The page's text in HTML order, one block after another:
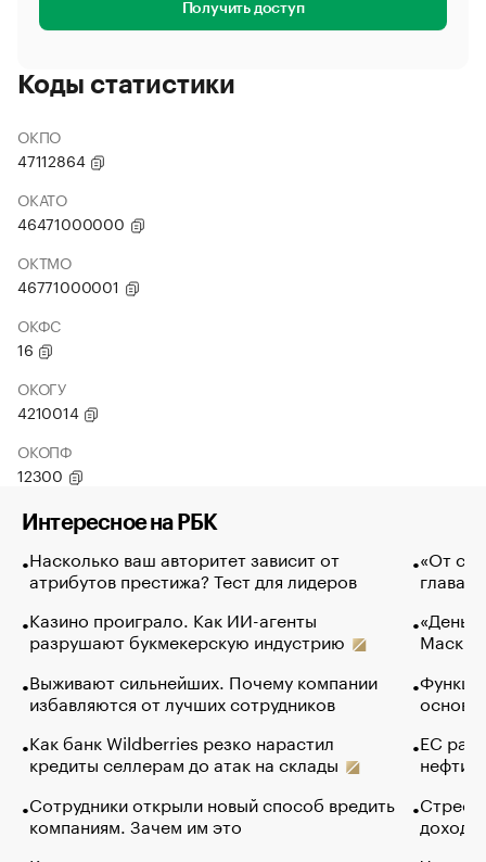
Получить доступ
Коды статистики
ОКПО
47112864
ОКАТО
46471000000
ОКТМО
46771000001
ОКФС
16
ОКОГУ
4210014
ОКОПФ
12300
Интересное на РБК
Насколько ваш авторитет зависит от
атрибутов престижа? Тест для лидеров
Казино проиграло. Как ИИ-агенты
разрушают букмекерскую индустрию
Выживают сильнейших. Почему компании
избавляются от лучших сотрудников
Как банк Wildberries резко нарастил
кредиты селлерам до атак на склады
Сотрудники открыли новый способ вредить
компаниям. Зачем им это
«От
глава
Маск в
основ
ЕС
нефти